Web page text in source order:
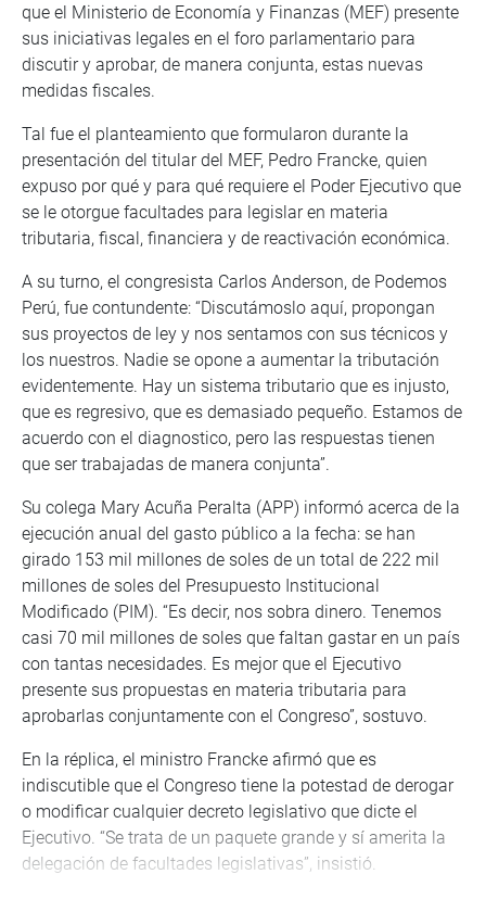
que el Ministerio de Economía y Finanzas (MEF) presente
sus iniciativas legales en el foro parlamentario para
discutir y aprobar, de manera conjunta, estas nuevas
medidas fiscales.
Tal fue el planteamiento que formularon durante la
presentación del titular del MEF, Pedro Francke, quien
expuso por qué y para qué requiere el Poder Ejecutivo que
se le otorgue facultades para legislar en materia
tributaria, fiscal, financiera y de reactivación económica.
A su turno, el congresista Carlos Anderson, de Podemos
Perú, fue contundente: “Discutámoslo aquí, propongan
sus proyectos de ley y nos sentamos con sus técnicos y
los nuestros. Nadie se opone a aumentar la tributación
evidentemente. Hay un sistema tributario que es injusto,
que es regresivo, que es demasiado pequeño. Estamos de
acuerdo con el diagnostico, pero las respuestas tienen
que ser trabajadas de manera conjunta”.
Su colega Mary Acuña Peralta (APP) informó acerca de la
ejecución anual del gasto público a la fecha: se han
girado 153 mil millones de soles de un total de 222 mil
millones de soles del Presupuesto Institucional
Modificado (PIM). “Es decir, nos sobra dinero. Tenemos
casi 70 mil millones de soles que faltan gastar en un país
con tantas necesidades. Es mejor que el Ejecutivo
presente sus propuestas en materia tributaria para
aprobarlas conjuntamente con el Congreso”, sostuvo.
En la réplica, el ministro Francke afirmó que es
indiscutible que el Congreso tiene la potestad de derogar
o modificar cualquier decreto legislativo que dicte el
Ejecutivo. “Se trata de un paquete grande y sí amerita la
delegación de facultades legislativas”, insistió.